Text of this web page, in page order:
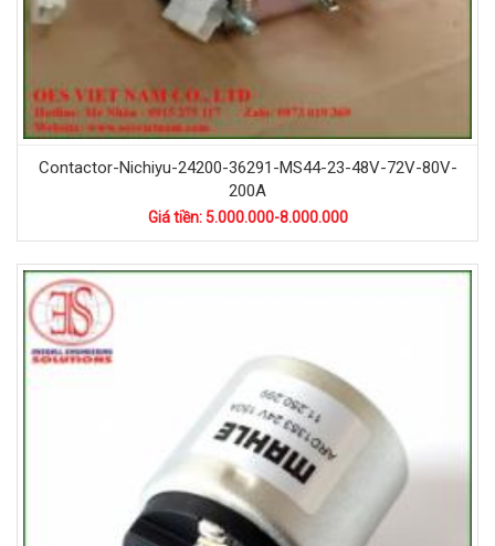
Contactor-Nichiyu-24200-36291-MS44-23-48V-72V-80V-
200A
Giá tiền: 5.000.000-8.000.000